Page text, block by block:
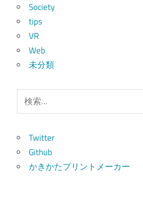
Society
tips
VR
Web
未分類
索:
Twitter
Github
かきかたプリントメーカー